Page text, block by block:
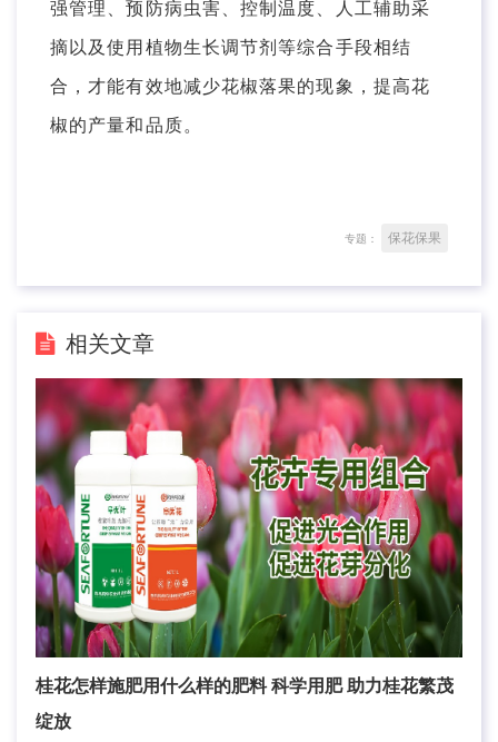
强管理、预防病虫害、控制温度、人工辅助采
摘以及使用植物生长调节剂等综合手段相结
合，才能有效地减少花椒落果的现象，提高花
椒的产量和品质。
专题： 保花保果
相关文章
桂花怎样施肥用什么样的肥料 科学用肥 助力桂花繁茂
绽放